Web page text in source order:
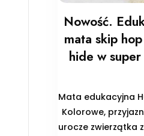
Nowość.
mata skip
hide w
Mata edukacyjna
Kolorowe,
urocze zwierzątka